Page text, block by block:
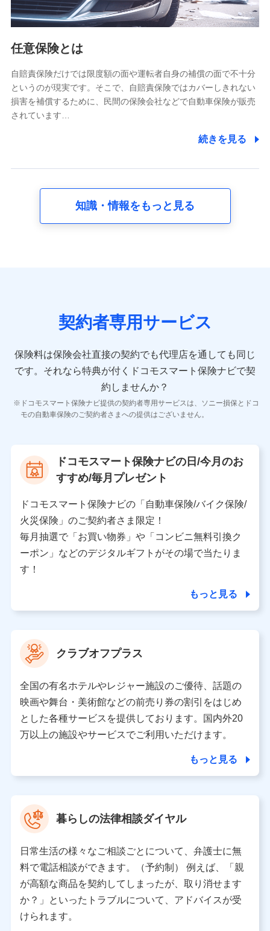
報。例として、dポイントカード番号、性別、年齢、家族
構成、住所、dポイント残高、dポイント利用履歴などが
含まれます。
当社又は株式会社NTTドコモが提供する各種サービスな
又は株式会社NTTドコモが提供する各種サービスのご契
約状態・ご利用履歴インターネット利用時の行動に関す
る情報、アプリケーション利用時の行動に関する情報、
購入されたサービスや商品の名称・購入場所・決済に関
する情報、アンケートの回答に関する情報などが含まれ
の内容、保険料、保険料のお支払方法、車のメーカーや
走行距離などの情報、建物の構造や築年数などの情報、
険契約に関する情報。例として、保険契約者及び被保険
者の氏名、住所、生年月日、性別、保険契約者と被保険
報、建物の構造や築年数などの情報、ペットの種類や年
齢などの情報などが含まれます。
【共同して利用する者の範囲】
当社
当社又は株式会社NTTドコモが提供する保険関連サービ
スにおけるユーザ登録受付および管理のため
を受けている保険会社・提携会社の保険その他に関する
情報を提供するため、また維持管理等の委託業務遂行の
ため、またそれらに付帯、関連する当社、株式会社NTT
ドコモおよび提携会社のサービスを案内、提供するため
（各サービスで取得したサービス利用履歴、ウェブサイ
トの閲覧履歴、購買履歴、ご契約内容等のパーソナルデ
ータを分析して、お客さまの趣味・嗜好・傾向に応じた
上記に係る案内・手続き・管理等付帯業務を行うため
【当該個人データの管理について責任を有する者の名称・住
所・代表者名】
当該個人データを取り扱う各共同利用者（詳細は次のとお
り）
東京都千代田区永田町2丁目11番1号 山王パークタワー
株式会社NTTドコモ 代表取締役社長 前田 義晃
東京都中央区日本橋人形町2-14-10 アーバンネット日本橋
ビル 3F
※ 当社および株式会社NTTドコモは、お客さまの情報を利
データ憲章」に定める行動原則を順守します 。
※ パーソナルデータダッシュボードの「第三者提供の管
理」の設定状態にかかわらず、共同利用する場合がありま
※ dポイントクラブ会員ではないお客さま（2019年12月11
日以降、一度もdポイントクラブ会員であったことがないお
任意保険とは
自賠責保険だけでは限度額の面や運転者自身の補償の面で不十分
というのが現実です。そこで、自賠責保険ではカバーしきれない
損害を補償するために、民間の保険会社などで自動車保険が販売
されています…
続きを見る
知識・情報をもっと見る
契約者専用サービス
保険料は保険会社直接の契約でも代理店を通しても同じ
です。 それなら特典が付くドコモスマート保険ナビで契
約しませんか？
ドコモスマート保険ナビ提供の契約者専用サービスは、ソニー損保とドコ
モの自動車保険のご契約者さまへの提供はございません。
ドコモスマート保険ナビの日/今月のお
すすめ/毎月プレゼント
ドコモスマート保険ナビの「自動車保険/バイク保険/
火災保険」のご契約者さま限定！
毎月抽選で「お買い物券」や「コンビニ無料引換ク
ーポン」などのデジタルギフトがその場で当たりま
す！
もっと見る
クラブオフプラス
全国の有名ホテルやレジャー施設のご優待、話題の
映画や舞台・美術館などの前売り券の割引をはじめ
とした各種サービスを提供しております。国内外20
万以上の施設やサービスでご利用いただけます。
もっと見る
暮らしの法律相談ダイヤル
日常生活の様々なご相談ごとについて、弁護士に無
料で電話相談ができます。（予約制） 例えば、「親
が高額な商品を契約してしまったが、取り消せます
か？」といったトラブルについて、アドバイスが受
けられます。